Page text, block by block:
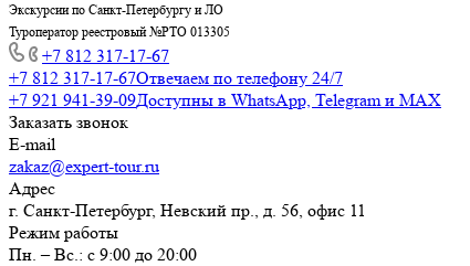
Экскурсии по Санкт-Петербургу и ЛО
Туроператор реестровый №РТО 013305
+7 812 317-17-67
+7 812 317-17-67Отвечаем по телефону 24/7
+7 921 941-39-09Доступны в WhatsApp, Telegram и MAX
Заказать звонок
E-mail
zakaz@expert-tour.ru
Адрес
г. Санкт-Петербург, Невский пр., д. 56, офис 11
Режим работы
Пн. – Вс.: с 9:00 до 20:00